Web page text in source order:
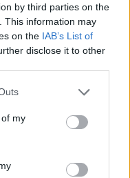
by third parties on the
This information may
on the IAB’s List of
disclose it to other
one or more Google
You may click to
its third-party tags to
in below Google
my